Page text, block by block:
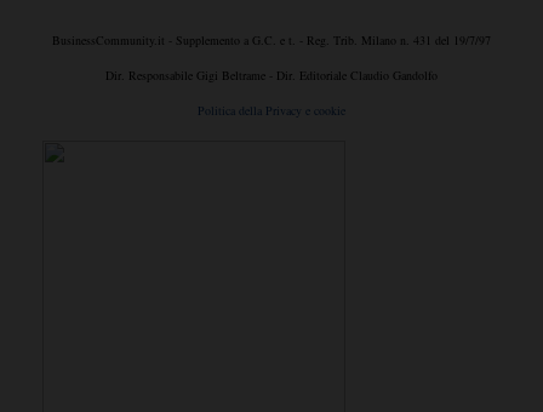
BusinessCommunity.it - Supplemento a G.C. e t. - Reg. Trib. Milano n. 431 del 19/7/97
Dir. Responsabile Gigi Beltrame - Dir. Editoriale Claudio Gandolfo
Politica della Privacy e cookie